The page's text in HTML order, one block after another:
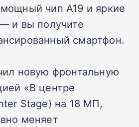
чип A19 и яркие
и вы получите
смартфон.
новую фронтальную
«В центре
Stage) на 18 МП,
меняет